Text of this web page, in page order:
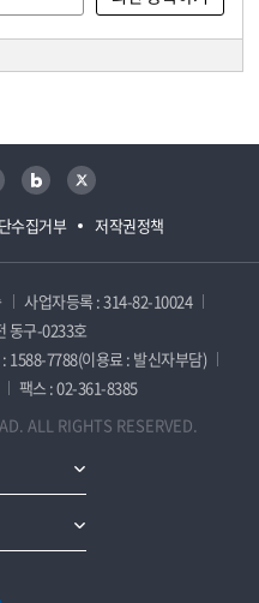
수집거부 저작권정책
블로그 트위터
사업자등록 : 314-82-10024
동구-0233호
1588-7788(이용료 : 발신자부담)
팩스 : 02-361-8385
ALL RIGHTS RESERVED.